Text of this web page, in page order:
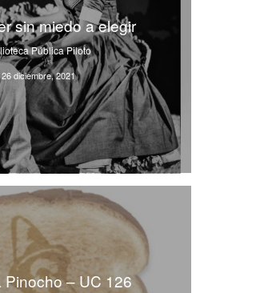
sin miedo a elegir
Pública Piloto
26 diciembre, 2021
Pinocho – UC 126